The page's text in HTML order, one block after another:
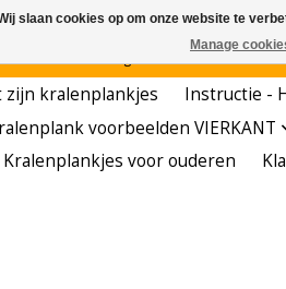
zijn kralenplankjes Instructie -
voorbeelden VIERKANT
Kralenplankjes voor ouderen
slaan cookies op om onze website te
Manage